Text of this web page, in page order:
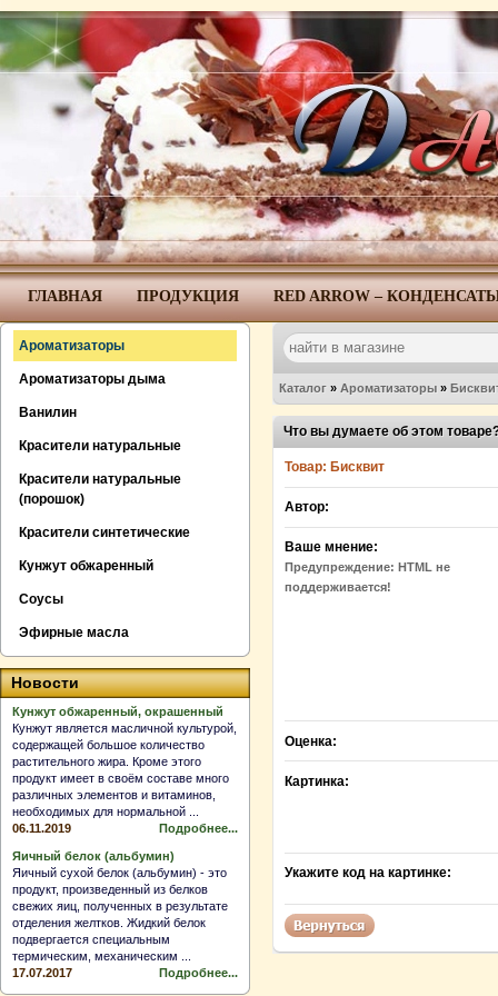
ГЛАВНАЯ ПРОДУКЦИЯ RED ARROW –
Каталог » Ароматизаторы »
Что вы думаете об этом
Товар: Бисквит
Автор:
Ваше мнение:
Предупреждение: HTML не
поддерживается!
Оценка:
Картинка:
Укажите код на картинке:
Ароматизаторы
Ароматизаторы дыма
Ванилин
Красители натуральные
Красители натуральные
(порошок)
Красители синтетические
Кунжут обжаренный
Соусы
Эфирные масла
Новости
Кунжут обжаренный, окрашенный
Кунжут является масличной культурой,
содержащей большое количество
растительного жира. Кроме этого
продукт имеет в своём составе много
различных элементов и витаминов,
необходимых для нормальной ...
06.11.2019
Подробнее...
Яичный белок (альбумин)
Яичный сухой белок (альбумин) - это
продукт, произведенный из белков
свежих яиц, полученных в результате
отделения желтков. Жидкий белок
подвергается специальным
термическим, механическим ...
17.07.2017
Подробнее...